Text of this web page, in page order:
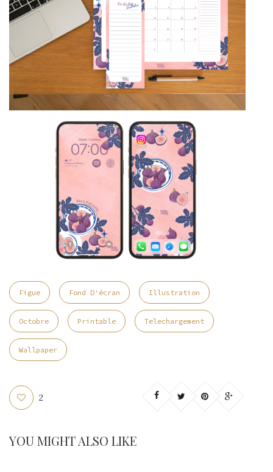
Figue Fond D'écran Illustration
Octobre Printable Telechargement
Wallpaper
2
YOU MIGHT ALSO LIKE